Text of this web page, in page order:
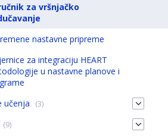
za vršnjačko
nastavne pripreme
za integraciju HEART
u nastavne planove i
učenja
(3)
(9)